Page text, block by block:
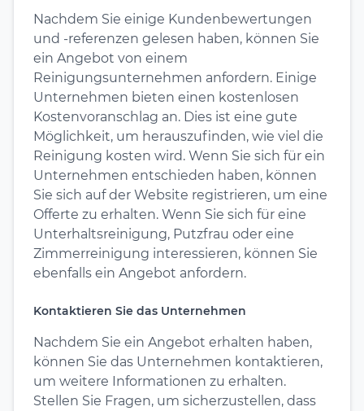
Nachdem Sie einige Kundenbewertungen
und -referenzen gelesen haben, können Sie
ein Angebot von einem
Reinigungsunternehmen anfordern. Einige
Unternehmen bieten einen kostenlosen
Kostenvoranschlag an. Dies ist eine gute
Möglichkeit, um herauszufinden, wie viel die
Reinigung kosten wird. Wenn Sie sich für ein
Unternehmen entschieden haben, können
Sie sich auf der Website registrieren, um eine
Offerte zu erhalten. Wenn Sie sich für eine
Unterhaltsreinigung, Putzfrau oder eine
Zimmerreinigung interessieren, können Sie
ebenfalls ein Angebot anfordern.
Kontaktieren Sie das Unternehmen
Nachdem Sie ein Angebot erhalten haben,
können Sie das Unternehmen kontaktieren,
um weitere Informationen zu erhalten.
Stellen Sie Fragen, um sicherzustellen, dass